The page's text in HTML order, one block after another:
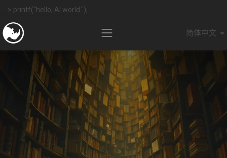
> printf("hello, AI world.");
简体中文